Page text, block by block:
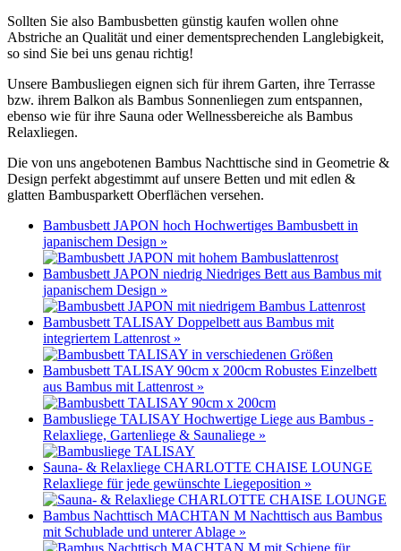
Sollten Sie also Bambusbetten günstig kaufen wollen ohne
Abstriche an Qualität und einer dementsprechenden Langlebigkeit,
so sind Sie bei uns genau richtig!
Unsere Bambusliegen eignen sich für ihrem Garten, ihre Terrasse
bzw. ihrem Balkon als Bambus Sonnenliegen zum entspannen,
ebenso wie für ihre Sauna oder Wellnessbereiche als Bambus
Relaxliegen.
Die von uns angebotenen Bambus Nachttische sind in Geometrie &
Design perfekt abgestimmt auf unsere Betten und mit edlen &
glatten Bambusparkett Oberflächen versehen.
Bambusbett JAPON hoch Hochwertiges Bambusbett in
japanischem Design »
Bambusbett JAPON niedrig Niedriges Bett aus Bambus mit
japanischem Design »
Bambusbett TALISAY Doppelbett aus Bambus mit
integriertem Lattenrost »
Bambusbett TALISAY 90cm x 200cm Robustes Einzelbett
aus Bambus mit Lattenrost »
Bambusliege TALISAY Hochwertige Liege aus Bambus -
Relaxliege, Gartenliege & Saunaliege »
Sauna- & Relaxliege CHARLOTTE CHAISE LOUNGE
Relaxliege für jede gewünschte Liegeposition »
Bambus Nachttisch MACHTAN M Nachttisch aus Bambus
mit Schublade und unterer Ablage »